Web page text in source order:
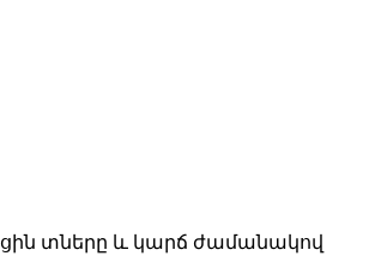
տները և կարճ ժամանակով